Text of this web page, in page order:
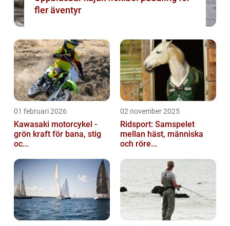
fler äventyr
01 februari 2026
Kawasaki motorcykel -
grön kraft för bana, stig
oc...
02 november 2025
Ridsport: Samspelet
mellan häst, människa
och röre...